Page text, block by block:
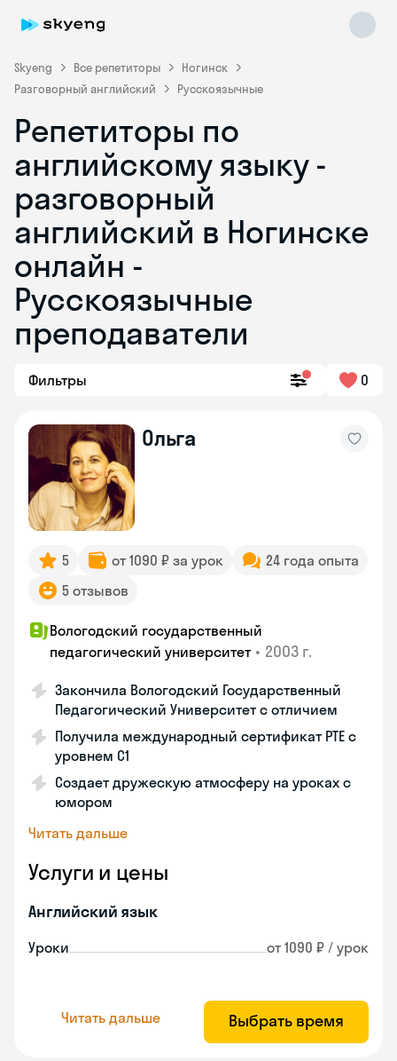
Skyeng Все репетиторы
Ногинск
Разговорный английский
Русскоязычные
Репетиторы по
английскому языку -
разговорный
английский в Ногинске
онлайн -
Русскоязычные
преподаватели
Фильтры 0
Ольга
5 от 1090 ₽ за урок
24 года опыта
5 отзывов
Вологодский государственный
педагогический университет • 2003 г.
Закончила Вологодский Государственный
Педагогический Университет с отличием
Получила международный сертификат PTE с
уровнем C1
Создает дружескую атмосферу на уроках с
юмором
Читать дальше
Услуги и цены
Английский язык
Уроки от 1090 ₽ / урок
Читать дальше Выбрать время
Skyeng Chat